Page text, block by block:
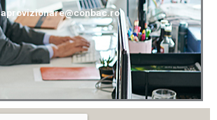
aprovizionare@conbac.ro